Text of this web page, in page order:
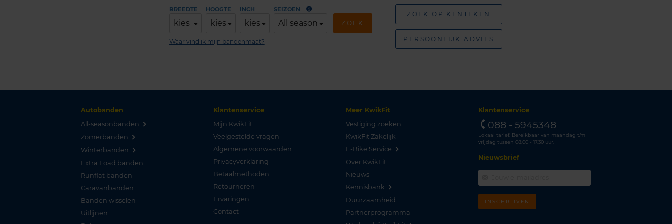
BREEDTE
kies
HOOGTE
kies
INCH
kies
SEIZOEN
All season ZOEK
Waar vind ik mijn bandenmaat?
ZOEK OP KENTEKEN
PERSOONLIJK ADVIES
Autobanden
All-seasonbanden
Zomerbanden
Winterbanden
Extra Load banden
Runflat banden
Caravanbanden
Banden wisselen
Uitlijnen
Klantenservice
Mijn KwikFit
Veelgestelde vragen
Algemene voorwaarden
Privacyverklaring
Betaalmethoden
Retourneren
Ervaringen
Contact
Meer KwikFit
Vestiging zoeken
KwikFit Zakelijk
E-Bike Service
Over KwikFit
Nieuws
Kennisbank
Duurzaamheid
Partnerprogramma
Klantenservice
088 - 5945348
Lokaal tarief. Bereikbaar van maandag t/m
vrijdag tussen 08.00 - 17.30 uur.
Nieuwsbrief
INSCHRIJVEN